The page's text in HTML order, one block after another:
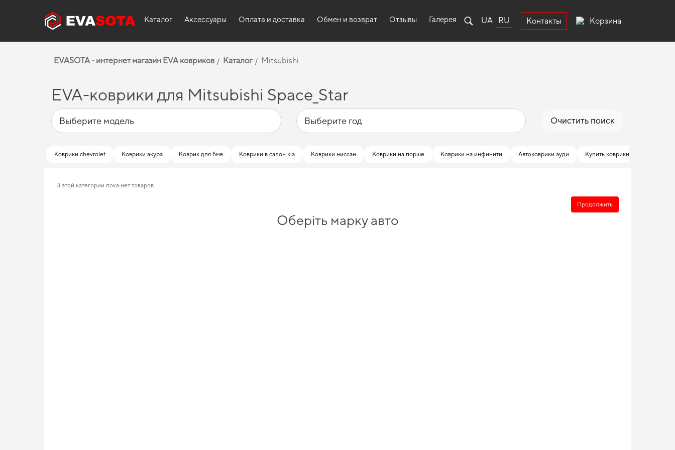
Каталог Аксессуары Оплата и доставка Обмен и возврат Отзывы Галерея UA RU Контакты Корзина
EVASOTA - интернет магазин EVA ковриков Каталог Mitsubishi
EVA-коврики для Mitsubishi Space_Star
Очистить поиск
Коврики chevrolet Коврики акура Коврик для бмв Коврики в салон kia Коврики ниссан Коврики на порше Коврики на инфинити Автоковрики ауди Купить коврики вольво
В этой категории пока нет товаров.
Продолжить